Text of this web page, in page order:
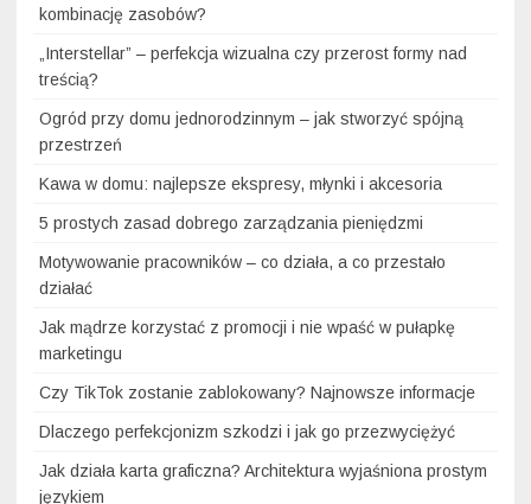
kombinację zasobów?
„Interstellar” – perfekcja wizualna czy przerost formy nad
treścią?
Ogród przy domu jednorodzinnym – jak stworzyć spójną
przestrzeń
Kawa w domu: najlepsze ekspresy, młynki i akcesoria
5 prostych zasad dobrego zarządzania pieniędzmi
Motywowanie pracowników – co działa, a co przestało
działać
Jak mądrze korzystać z promocji i nie wpaść w pułapkę
marketingu
Czy TikTok zostanie zablokowany? Najnowsze informacje
Dlaczego perfekcjonizm szkodzi i jak go przezwyciężyć
Jak działa karta graficzna? Architektura wyjaśniona prostym
językiem